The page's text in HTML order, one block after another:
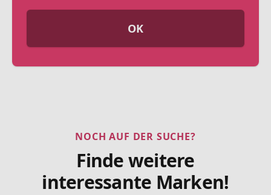
OK
NOCH AUF DER SUCHE?
Finde weitere
interessante Marken!